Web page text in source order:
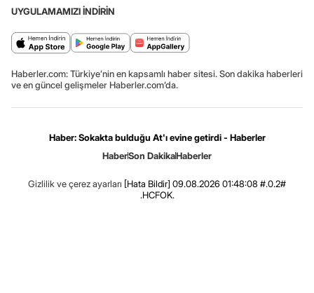
UYGULAMAMIZI İNDİRİN
Haberler.com: Türkiye’nin en kapsamlı haber sitesi. Son dakika haberleri
ve en güncel gelişmeler Haberler.com’da.
Haber: Sokakta bulduğu At'ı evine getirdi - Haberler
HaberSon DakikaHaberler
Gizlilik ve çerez ayarları [Hata Bildir] 09.08.2026 01:48:08 #.0.2#
.HCFOK.